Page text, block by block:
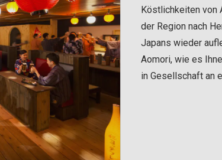
Köstlichkeiten von
der Region nach
Japans wieder
Aomori, wie es
in Gesellschaft an